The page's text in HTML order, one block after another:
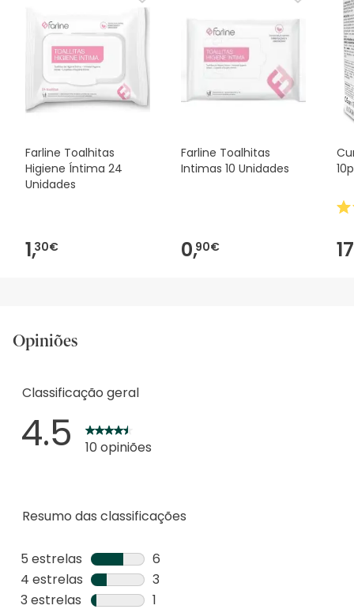
Farline Toalhitas
Higiene Íntima 24
Unidades
1,30€
Farline Toalhitas
Intimas 10 Unidades
0,90€
Opiniões
Resumo das classificações
5 estrelas estrelas
6
6
análises
4 estrelas estrelas
3
3
3 estrelas estrelas
1
Classificação geral
4.5 10 opiniões